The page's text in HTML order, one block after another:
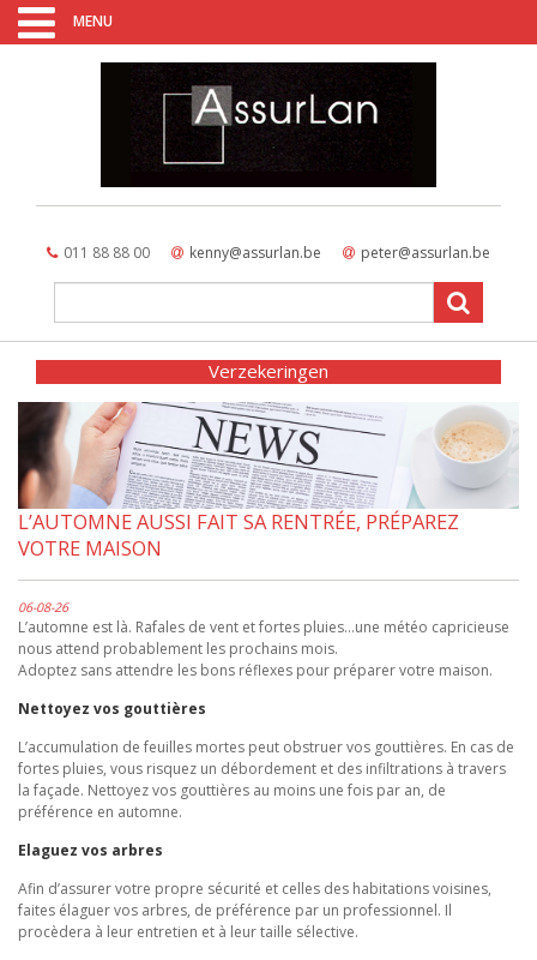
MENU
011 88 88 00 kenny@assurlan.be peter@assurlan.be
Verzekeringen
L’AUTOMNE AUSSI FAIT SA RENTRÉE, PRÉPAREZ
VOTRE MAISON
06-08-26
L’automne est là. Rafales de vent et fortes pluies…une météo capricieuse
nous attend probablement les prochains mois.
Adoptez sans attendre les bons réflexes pour préparer votre maison.
Nettoyez vos gouttières
L’accumulation de feuilles mortes peut obstruer vos gouttières. En cas de
fortes pluies, vous risquez un débordement et des infiltrations à travers
la façade. Nettoyez vos gouttières au moins une fois par an, de
préférence en automne.
Elaguez vos arbres
Afin d’assurer votre propre sécurité et celles des habitations voisines,
faites élaguer vos arbres, de préférence par un professionnel. Il
procèdera à leur entretien et à leur taille sélective.